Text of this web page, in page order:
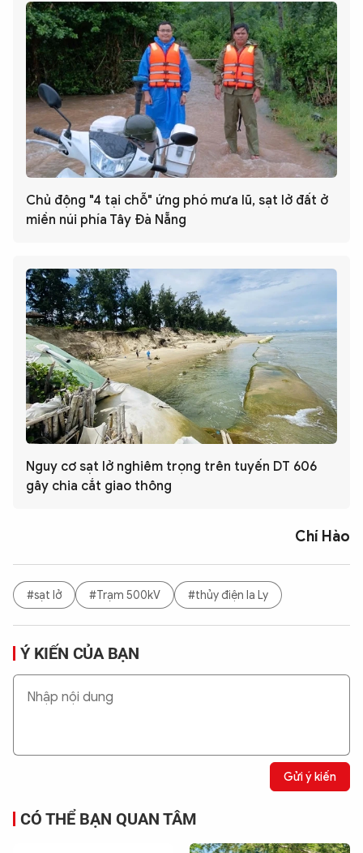
Chủ động "4 tại chỗ" ứng phó mưa lũ, sạt lở đất ở
miền núi phía Tây Đà Nẵng
Nguy cơ sạt lở nghiêm trọng trên tuyến DT 606
gây chia cắt giao thông
Chí Hào
#sạt lở #Trạm 500kV #thủy điện Ia Ly
Ý KIẾN CỦA BẠN
Gửi ý kiến
CÓ THỂ BẠN QUAN TÂM